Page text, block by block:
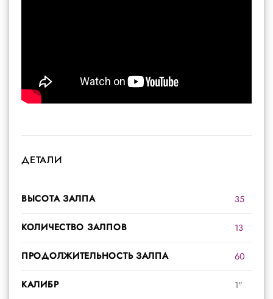
ДЕТАЛИ
ВЫСОТА ЗАЛПА 35
КОЛИЧЕСТВО ЗАЛПОВ 13
ПРОДОЛЖИТЕЛЬНОСТЬ ЗАЛПА 60
КАЛИБР 1"